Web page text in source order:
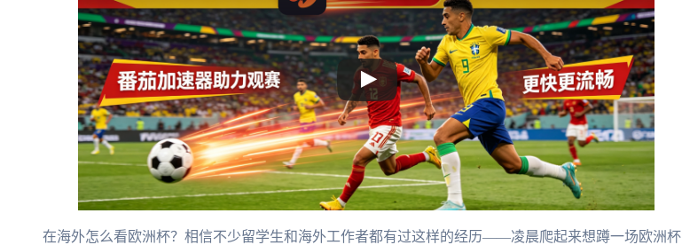
在海外怎么看欧洲杯？相信不少留学生和海外工作者都有过这样的经历——凌晨爬起来想蹲一场欧洲杯